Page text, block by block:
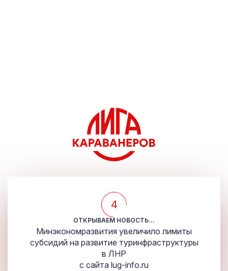
4
ОТКРЫВАЕМ НОВОСТЬ...
Минэкономразвития увеличило лимиты
субсидий на развитие туринфраструктуры
в ЛНР
с сайта lug-info.ru